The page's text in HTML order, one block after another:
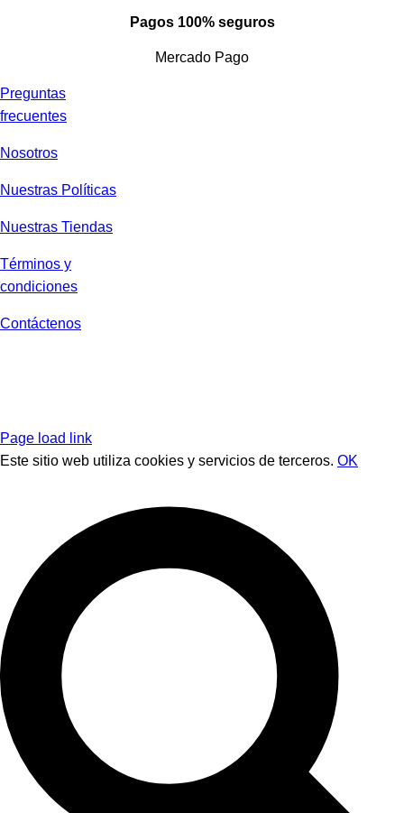
Pagos 100% seguros
Mercado Pago
Preguntas
frecuentes
Nosotros
Nuestras Políticas
Nuestras Tiendas
Términos y
condiciones
Contáctenos
Page load link
Este sitio web utiliza cookies y servicios de terceros. OK